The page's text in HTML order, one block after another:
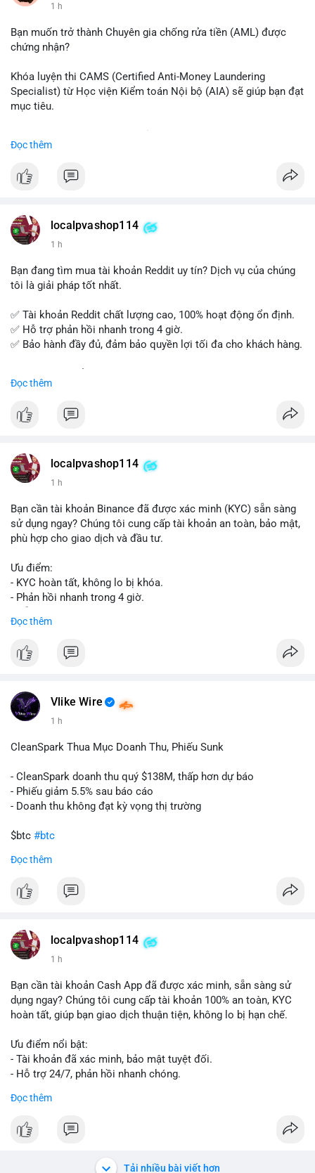
1 h
Bạn muốn trở thành Chuyên gia chống rửa tiền (AML) được
chứng nhận?
Khóa luyện thi CAMS (Certified Anti-Money Laundering
Specialist) từ Học viện Kiểm toán Nội bộ (AIA) sẽ giúp bạn đạt
mục tiêu.
gồm tài liệu toàn diện, câu hỏi thực hành, bài thi thử sát thực
Đăng ký ngay hôm nay để nâng cao năng lực và mở rộng cơ
Đọc thêm
localpvashop114
1 h
Bạn đang tìm mua tài khoản Reddit uy tín? Dịch vụ của chúng
tôi là giải pháp tốt nhất.
✅ Tài khoản Reddit chất lượng cao, 100% hoạt động ổn định.
✅ Hỗ trợ phản hồi nhanh trong 4 giờ.
✅ Bảo hành đầy đủ, đảm bảo quyền lợi tối đa cho khách hàng.
📞 WhatsApp: +1 660 215-8938
📧 Email: localpvashop@gmail.com
của bạn!
Đọc thêm
localpvashop114
1 h
Bạn cần tài khoản Binance đã được xác minh (KYC) sẵn sàng
sử dụng ngay? Chúng tôi cung cấp tài khoản an toàn, bảo mật,
phù hợp cho giao dịch và đầu tư.
Ưu điểm:
- KYC hoàn tất, không lo bị khóa.
- Phản hồi nhanh trong 4 giờ.
📞 WhatsApp: +1 660 215-8938
Đọc thêm
Vlike Wire
1 h
CleanSpark Thua Mục Doanh Thu, Phiếu Sunk
- CleanSpark doanh thu quý $138M, thấp hơn dự báo
- Phiếu giảm 5.5% sau báo cáo
- Doanh thu không đạt kỳ vọng thị trường
$btc #btc
#vlikevn
📰 Nguồn: Cointelegraph
Đọc thêm
localpvashop114
1 h
Bạn cần tài khoản Cash App đã được xác minh, sẵn sàng sử
dụng ngay? Chúng tôi cung cấp tài khoản 100% an toàn, KYC
hoàn tất, giúp bạn giao dịch thuận tiện, không lo bị hạn chế.
Ưu điểm nổi bật:
- Tài khoản đã xác minh, bảo mật tuyệt đối.
- Hỗ trợ 24/7, phản hồi nhanh chóng.
nay:
✈️ Telegram: @localpvashop
Đọc thêm
Tải nhiều bài viết hơn